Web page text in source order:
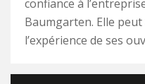
confiance à
Baumgarten. Elle
l’expérience de ses